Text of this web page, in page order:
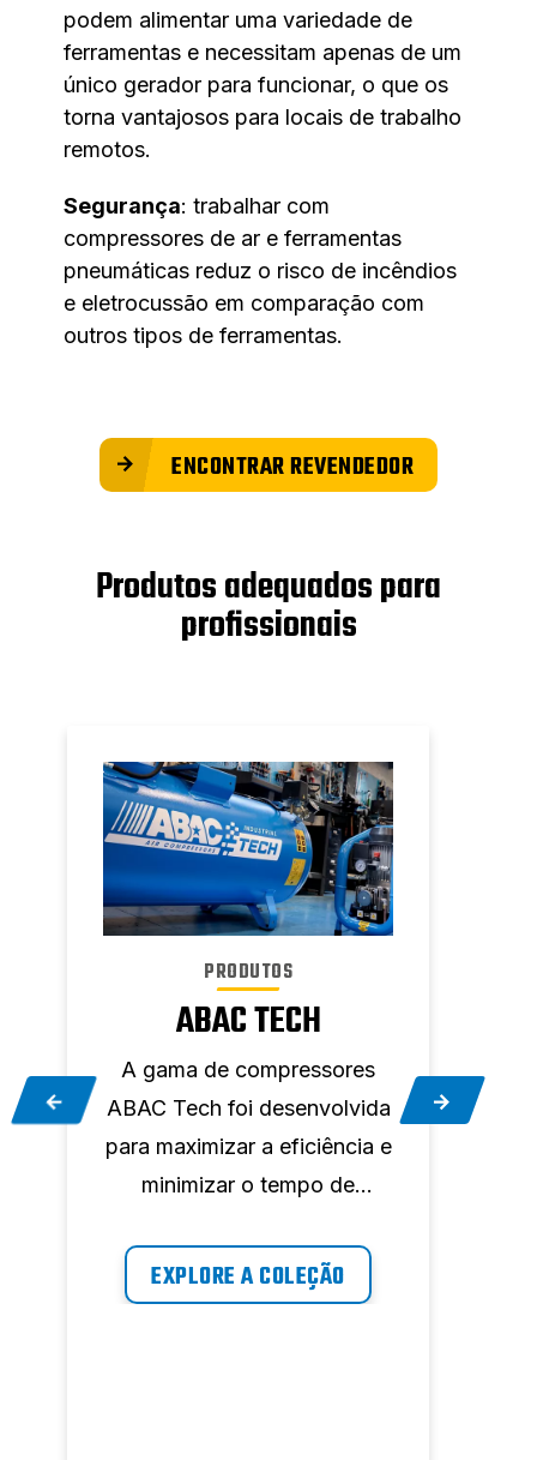
podem alimentar uma variedade de
ferramentas e necessitam apenas de um
único gerador para funcionar, o que os
torna vantajosos para locais de trabalho
remotos.
Segurança: trabalhar com
compressores de ar e ferramentas
pneumáticas reduz o risco de incêndios
e eletrocussão em comparação com
outros tipos de ferramentas.
ENCONTRAR REVENDEDOR
Produtos adequados para
profissionais
PRODUTOS
ABAC TECH
A gama de compressores
ABAC Tech foi desenvolvida
para maximizar a eficiência e
minimizar o tempo de
trabalho, fornecendo ar a
pedido, sempre que precisar.
EXPLORE A COLEÇÃO